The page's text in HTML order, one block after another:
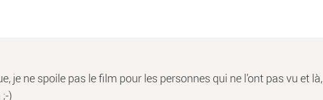
je ne spoile pas le film pour les personnes qui ne l’ont pas vu et là,
)